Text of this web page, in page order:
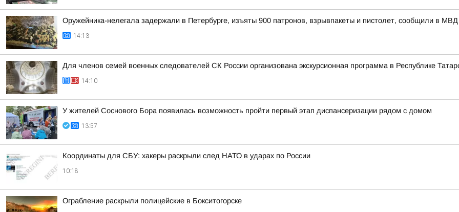
Оружейника-нелегала задержали в Петербурге, изъяты 900 патронов, взрывпакеты и пистолет, сообщили в МВД
14:13
Для членов семей военных следователей СК России организована экскурсионная программа в Республике
14:10
У жителей Соснового Бора появилась возможность пройти первый этап диспансеризации рядом с домом
13:57
Координаты для СБУ: хакеры раскрыли след НАТО в ударах по России
10:18
Ограбление раскрыли полицейские в Бокситогорске